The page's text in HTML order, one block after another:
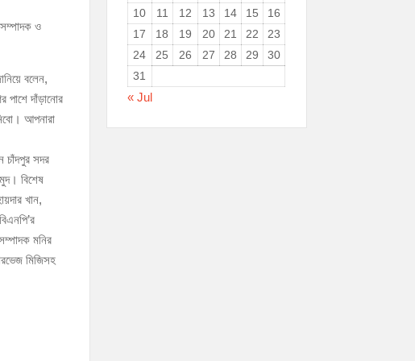
ও
বলেন,
পাশে দাঁড়ানোর
আপনারা
চাঁদপুর সদর
বিশেষ
খান,
মনির
মিজিসহ
10
11 12 13 14 15
16
17
18 19 20 21 22
23
24
25 26 27 28 29
30
31
« Jul